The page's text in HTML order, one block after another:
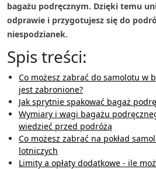
bagażu podręcznym. Dzięki temu
odprawie i przygotujesz się do
niespodzianek.
Spis treści:
Co możesz zabrać do samolotu w
jest zabronione?
Jak sprytnie spakować bagaż
Wymiary i wagi bagażu
wiedzieć przed podróżą
Co możesz zabrać na pokład
lotniczych
Limity a opłaty dodatkowe - ile